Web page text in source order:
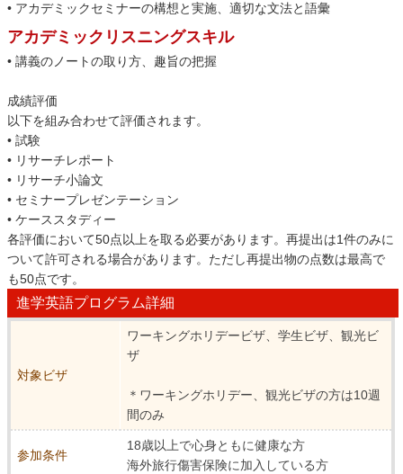
• アカデミックセミナーの構想と実施、適切な文法と語彙
アカデミックリスニングスキル
• 講義のノートの取り方、趣旨の把握
成績評価
以下を組み合わせて評価されます。
• 試験
• リサーチレポート
• リサーチ小論文
• セミナープレゼンテーション
• ケーススタディー
各評価において50点以上を取る必要があります。再提出は1件のみに
ついて許可される場合があります。ただし再提出物の点数は最高で
も50点です。
進学英語プログラム詳細
対象ビザ
ワーキングホリデービザ、学生ビザ、観光ビ
ザ
＊ワーキングホリデー、観光ビザの方は10週
間のみ
参加条件
18歳以上で心身ともに健康な方
海外旅行傷害保険に加入している方